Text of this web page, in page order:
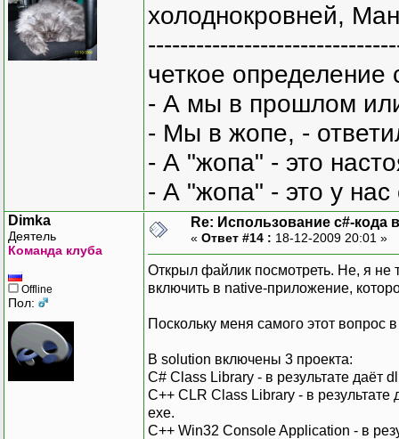
холоднокровней,
четкое
- А мы в прошлом
- Мы в жопе, -
- А "жопа" - это
- А "жопа" - это у
Dimka
Деятель
Команда клуба
Offline
Пол:
Re: Использование c#-кода
« Ответ #14 : 18-12-2009 20:01 »
Открыл файлик посмотреть. Не, я не
включить в native-приложение,
Поскольку меня самого этот
В solution включены 3 проекта:
C# Class Library - в результате даёт
С++ CLR Class Library - в
exe.
С++ Win32 Console Application - в